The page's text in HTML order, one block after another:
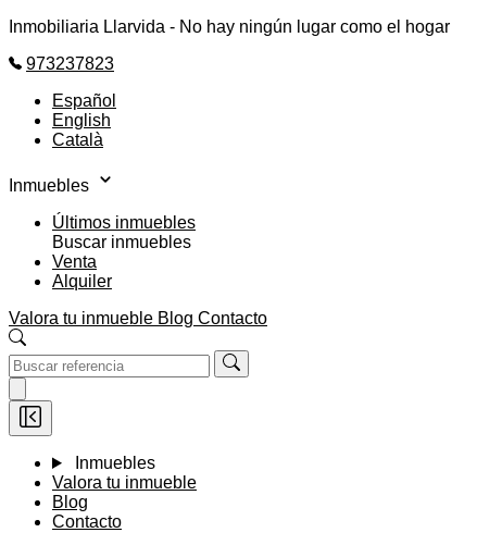
Inmobiliaria Llarvida - No hay ningún lugar como el hogar
973237823
Español
English
Català
Inmuebles
Últimos inmuebles
Buscar inmuebles
Venta
Alquiler
Valora tu inmueble Blog Contacto
Inmuebles
Valora tu inmueble
Blog
Contacto